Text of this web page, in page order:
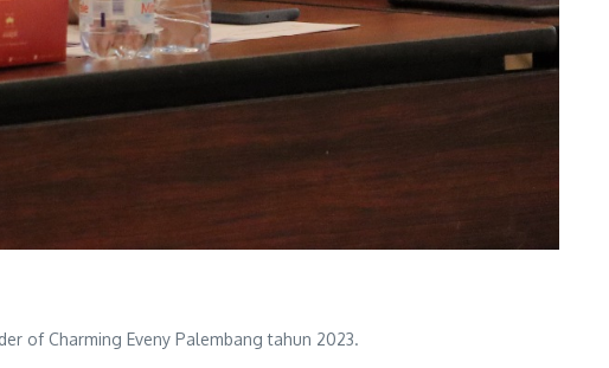
of Charming Eveny Palembang tahun 2023.